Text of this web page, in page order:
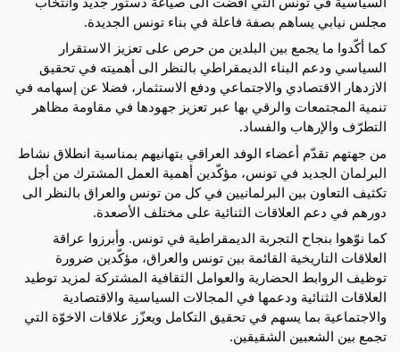
مجلس نيابي يساهم بصفة فاعلة في بناء تونس الجديدة.
كما أكّدوا ما يجمع بين البلدين من حرص على تعزيز الاستقرار
السياسي ودعم البناء الديمقراطي بالنظر الى أهميته في تحقيق
الازدهار الاقتصادي والاجتماعي ودفع الاستثمار، فضلا عن إسهامه في
تنمية المجتمعات والرقي بها عبر تعزيز جهودها في مقاومة مظاهر
التطرّف والإرهاب والفساد.
من جهتهم تقدّم أعضاء الوفد العراقي بتهانيهم بمناسبة انطلاق نشاط
البرلمان الجديد في تونس، مؤكّدين أهمية العمل المشترك من أجل
تكثيف التعاون بين البرلمانيين في كل من تونس والعراق بالنظر الى
دورهم في دعم العلاقات الثنائية على مختلف الأصعدة.
كما نوّهوا بنجاح التجربة الديمقراطية في تونس. وأبرزوا عراقة
العلاقات التاريخية القائمة بين تونس والعراق، مؤكّدين ضرورة
توظيف الروابط الحضارية والعوامل الثقافية المشتركة لمزيد توطيد
العلاقات الثنائية ودعمها في المجالات السياسية والاقتصادية
والاجتماعية بما يسهم في تحقيق التكامل ويعزّز علاقات الاخوّة التي
تجمع بين الشعبين الشقيقين.